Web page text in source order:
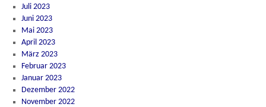
Juli 2023
Juni 2023
Mai 2023
April 2023
März 2023
Februar 2023
Januar 2023
Dezember 2022
November 2022